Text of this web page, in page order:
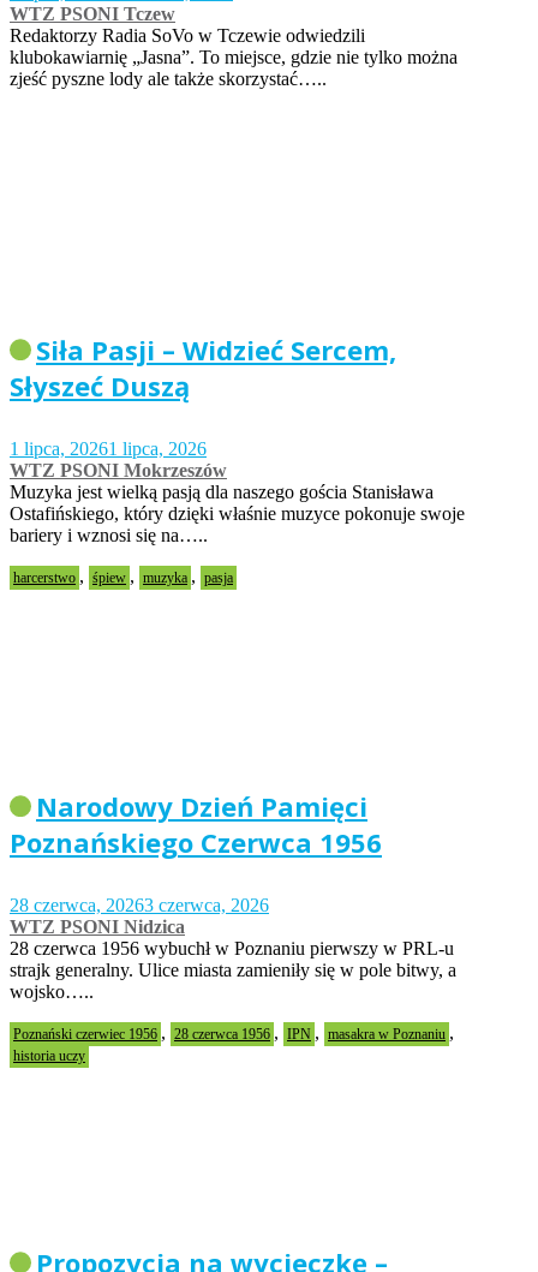
WTZ PSONI Tczew
Redaktorzy Radia SoVo w Tczewie odwiedzili
klubokawiarnię „Jasna”. To miejsce, gdzie nie tylko można
zjeść pyszne lody ale także skorzystać…..
Siła Pasji – Widzieć Sercem,
Słyszeć Duszą
1 lipca, 20261 lipca, 2026
WTZ PSONI Mokrzeszów
Muzyka jest wielką pasją dla naszego gościa Stanisława
Ostafińskiego, który dzięki właśnie muzyce pokonuje swoje
bariery i wznosi się na…..
harcerstwo , śpiew , muzyka , pasja
Narodowy Dzień Pamięci
Poznańskiego Czerwca 1956
28 czerwca, 20263 czerwca, 2026
WTZ PSONI Nidzica
28 czerwca 1956 wybuchł w Poznaniu pierwszy w PRL-u
strajk generalny. Ulice miasta zamieniły się w pole bitwy, a
wojsko…..
Poznański czerwiec 1956 , 28 czerwca 1956 , IPN , masakra w Poznaniu ,
historia uczy
Propozycja na wycieczkę –